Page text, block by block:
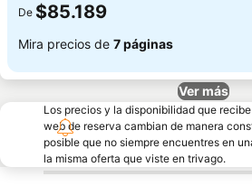
De $85.189
Mira precios de 7 páginas
Ver más
Los precios y la disponibilidad que
web de reserva cambian de manera
posible que no siempre encuentres en
la misma oferta que viste en trivago.